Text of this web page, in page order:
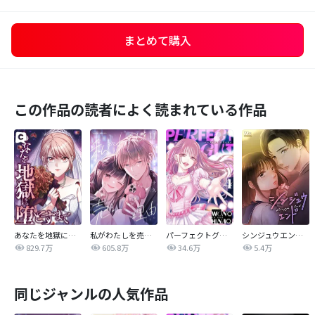
まとめて購入
この作品の読者によく読まれている作品
あなたを地獄に堕とすまで
829.7万
私がわたしを売る理由
605.8万
パーフェクトグリッター
34.6万
シンジュウエンド【タテヨミ】
5.4万
同じジャンルの人気作品